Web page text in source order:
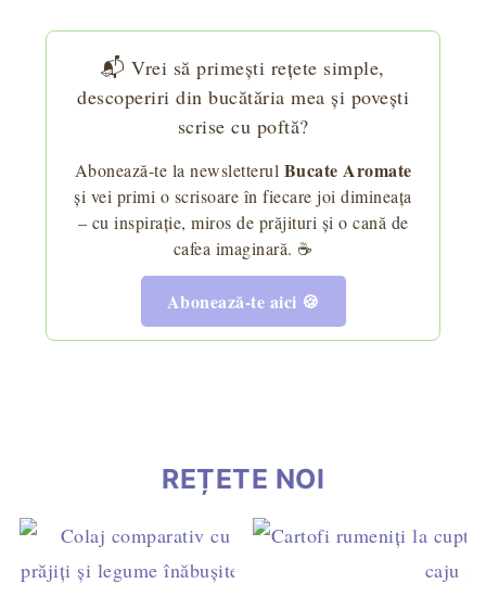
📬 Vrei să primești rețete simple,
descoperiri din bucătăria mea și povești
scrise cu poftă?
Abonează-te la newsletterul Bucate Aromate
și vei primi o scrisoare în fiecare joi dimineața
– cu inspirație, miros de prăjituri și o cană de
cafea imaginară. ☕
Abonează-te aici 🍪
REȚETE NOI